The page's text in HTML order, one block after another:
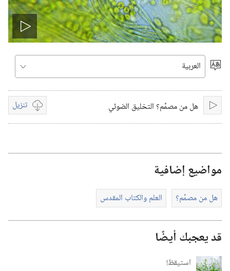
تشغيل
الفيديو
اختر
تشغيل
هل من مصمِّم؟ التخليق الضوئي تنزيلخيارات
تنزيل
مواضيع إضافية
هل من مصمِّم؟‏ العلم والكتاب المقدس
قد يعجبك أيضًا
استيقظ‏!‏